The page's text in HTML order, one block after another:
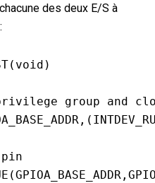
des deux E/S à
( void )
group and
, (
pin
(GPIOA_BASE_ADDR ,